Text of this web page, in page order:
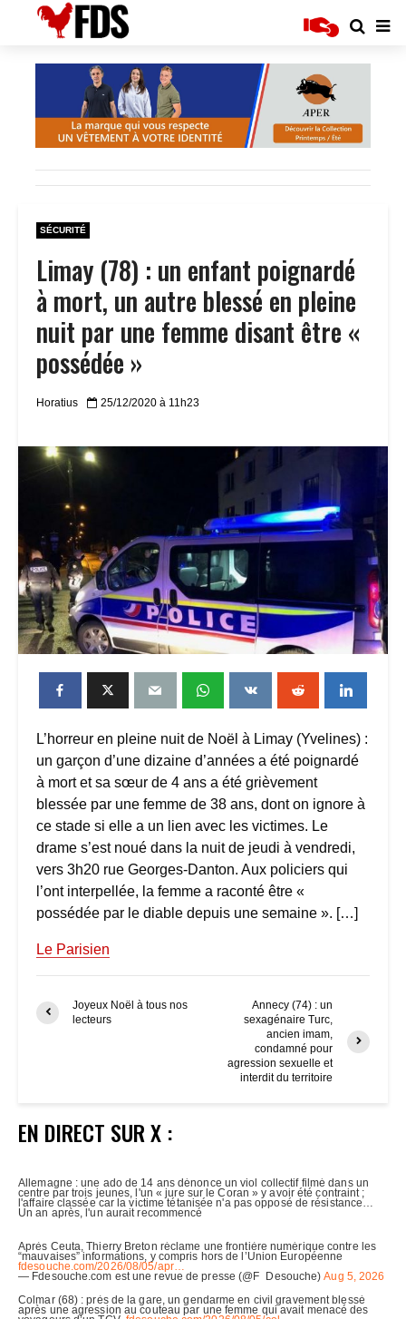
SÉCURITÉ
Limay (78) : un enfant poignardé
à mort, un autre blessé en pleine
nuit par une femme disant être «
possédée »
Horatius 25/12/2020 à 11h23
L’horreur en pleine nuit de Noël à Limay (Yvelines) :
un garçon d’une dizaine d’années a été poignardé
à mort et sa sœur de 4 ans a été grièvement
blessée par une femme de 38 ans, dont on ignore à
ce stade si elle a un lien avec les victimes. Le
drame s’est noué dans la nuit de jeudi à vendredi,
vers 3h20 rue Georges-Danton. Aux policiers qui
l’ont interpellée, la femme a raconté être «
possédée par le diable depuis une semaine ». […]
Le Parisien
Joyeux Noël à tous nos
lecteurs
Annecy (74) : un
sexagénaire Turc,
ancien imam,
condamné pour
agression sexuelle et
interdit du territoire
EN DIRECT SUR X :